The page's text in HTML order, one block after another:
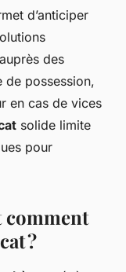
d’anticiper
des
de possession,
en cas de vices
solide limite
pour
comment
?